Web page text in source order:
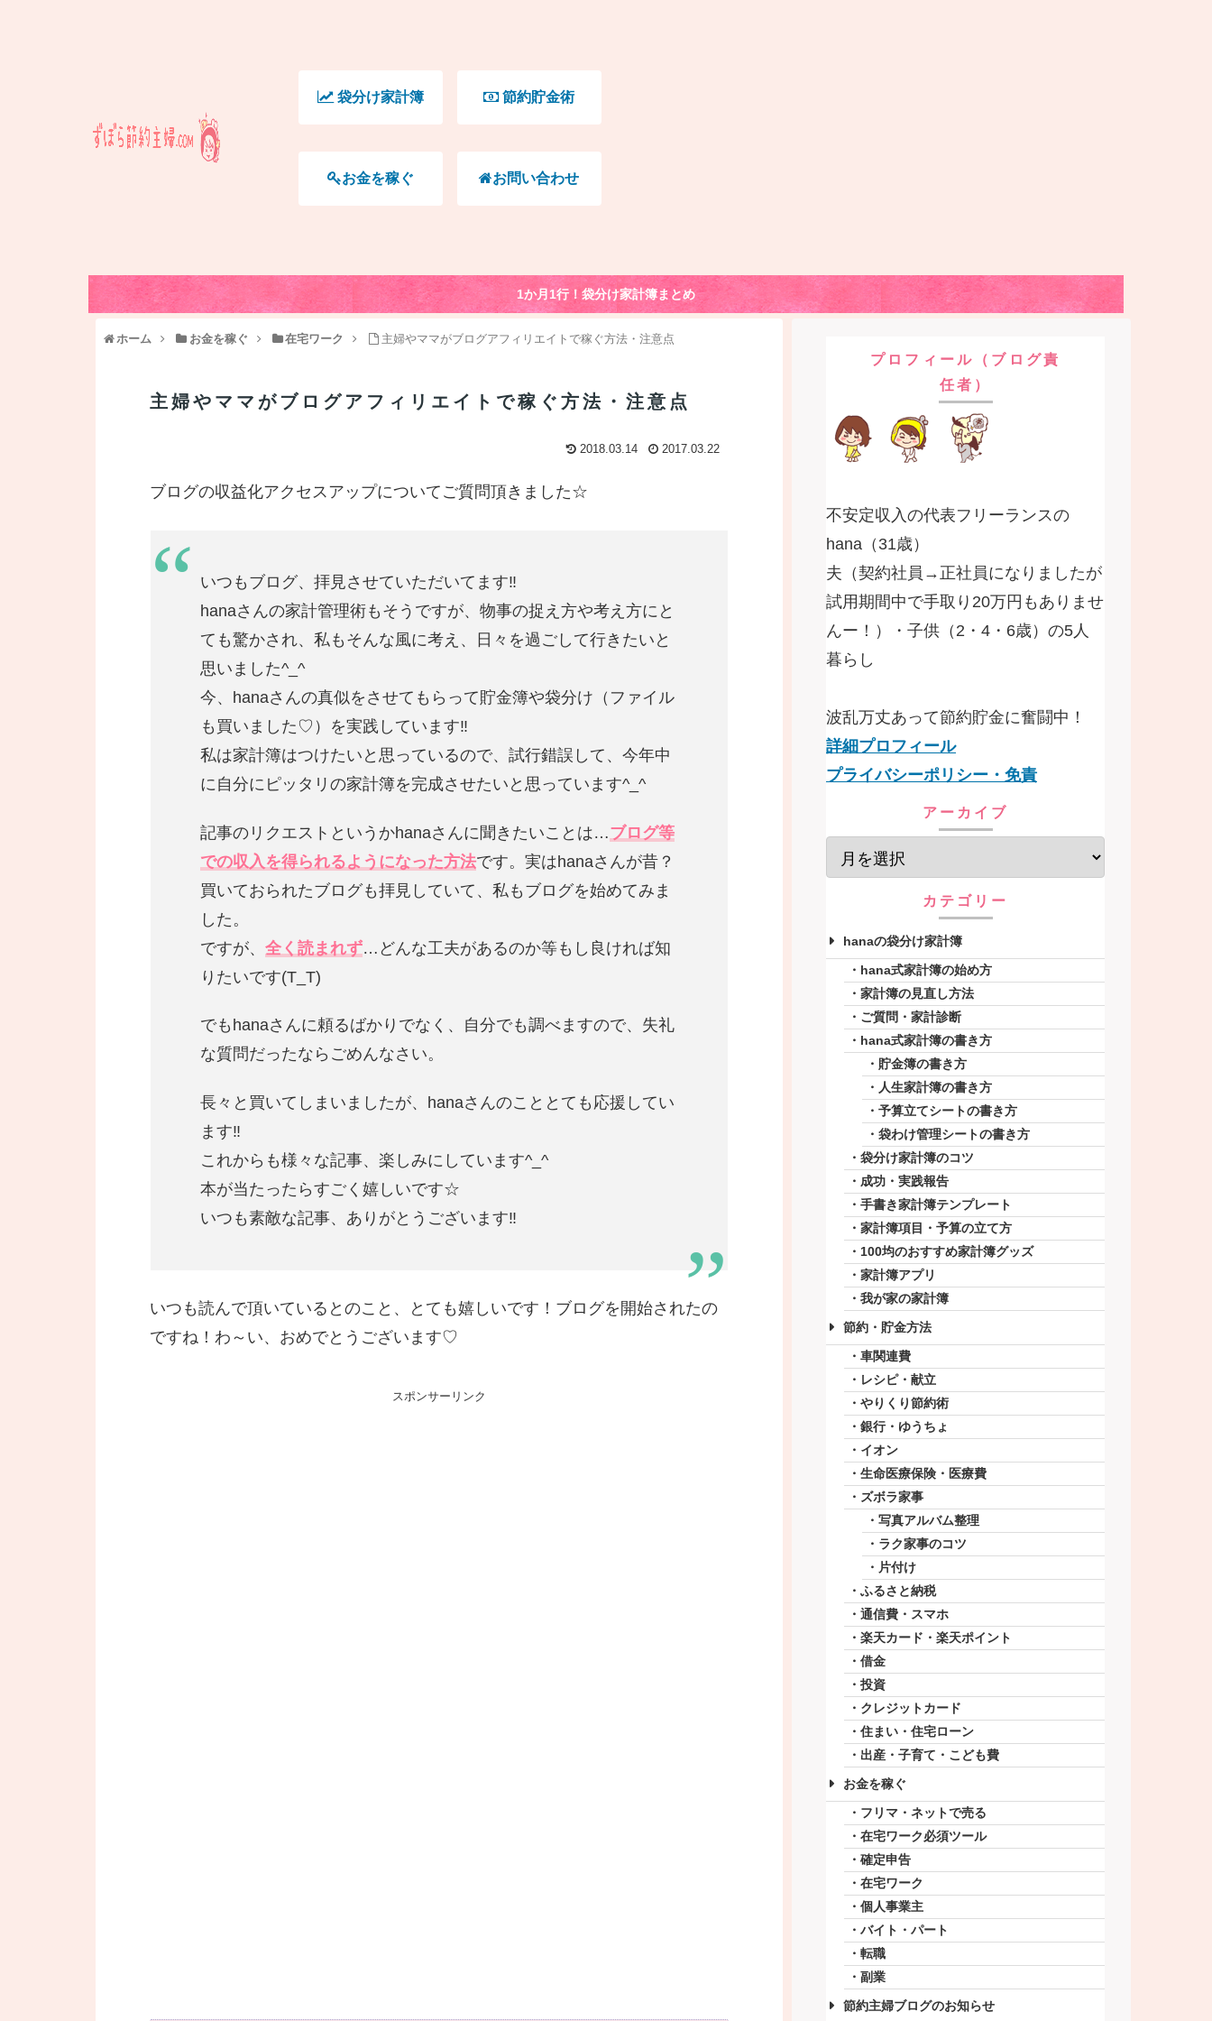
袋分け家計簿 節約貯金術
お金を稼ぐ お問い合わせ
1か月1行！袋分け家計簿まとめ
ホーム お金を稼ぐ 在宅ワーク 主婦やママがブログアフィリエイトで稼ぐ方法・注意点
主婦やママがブログアフィリエイトで稼ぐ方法・注意点
2018.03.14 2017.03.22
ブログの収益化アクセスアップについてご質問頂きました☆
いつもブログ、拝見させていただいてます‼︎
hanaさんの家計管理術もそうですが、物事の捉え方や考え方にと
ても驚かされ、私もそんな風に考え、日々を過ごして行きたいと
思いました^_^
今、hanaさんの真似をさせてもらって貯金簿や袋分け（ファイル
も買いました♡）を実践しています‼︎
私は家計簿はつけたいと思っているので、試行錯誤して、今年中
に自分にピッタリの家計簿を完成させたいと思っています^_^
記事のリクエストというかhanaさんに聞きたいことは…ブログ等
での収入を得られるようになった方法です。実はhanaさんが昔？
買いておられたブログも拝見していて、私もブログを始めてみま
した。
ですが、全く読まれず…どんな工夫があるのか等もし良ければ知
りたいです(T_T)
でもhanaさんに頼るばかりでなく、自分でも調べますので、失礼
な質問だったならごめんなさい。
長々と買いてしまいましたが、hanaさんのこととても応援してい
ます‼︎
これからも様々な記事、楽しみにしています^_^
本が当たったらすごく嬉しいです☆
いつも素敵な記事、ありがとうございます‼︎
いつも読んで頂いているとのこと、とても嬉しいです！ブログを開始されたの
ですね！わ～い、おめでとうございます♡
スポンサーリンク
プロフィール（ブログ責
任者）
不安定収入の代表フリーランスの
hana（31歳）
夫（契約社員→正社員になりましたが
試用期間中で手取り20万円もありませ
んー！）・子供（2・4・6歳）の5人
暮らし
波乱万丈あって節約貯金に奮闘中！
詳細プロフィール
プライバシーポリシー・免責
アーカイブ
カテゴリー
hanaの袋分け家計簿
hana式家計簿の始め方
家計簿の見直し方法
ご質問・家計診断
hana式家計簿の書き方
貯金簿の書き方
人生家計簿の書き方
予算立てシートの書き方
袋わけ管理シートの書き方
袋分け家計簿のコツ
成功・実践報告
手書き家計簿テンプレート
家計簿項目・予算の立て方
100均のおすすめ家計簿グッズ
家計簿アプリ
我が家の家計簿
節約・貯金方法
車関連費
レシピ・献立
やりくり節約術
銀行・ゆうちょ
イオン
生命医療保険・医療費
ズボラ家事
写真アルバム整理
ラク家事のコツ
片付け
ふるさと納税
通信費・スマホ
楽天カード・楽天ポイント
借金
投資
クレジットカード
住まい・住宅ローン
出産・子育て・こども費
お金を稼ぐ
フリマ・ネットで売る
在宅ワーク必須ツール
確定申告
在宅ワーク
個人事業主
バイト・パート
転職
副業
節約主婦ブログのお知らせ